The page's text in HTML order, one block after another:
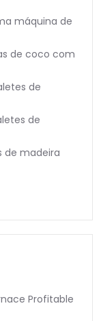
máquina de
de coco com
de
de
de madeira
Profitable